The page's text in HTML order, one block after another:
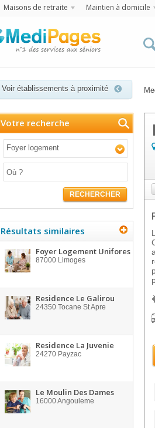
Maisons de retraite Maintien à domicile
Voir établissements à proximité
Votre recherche
Foyer logement
RECHERCHER
Résultats similaires
Foyer Logement Unifores
87000 Limoges
Residence Le Galirou
24350 Tocane St Apre
Residence La Juvenie
24270 Payzac
Le Moulin Des Dames
16000Angouleme